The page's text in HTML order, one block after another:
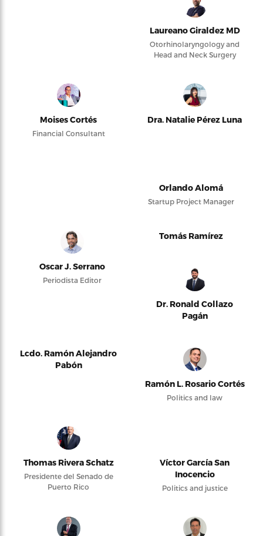
Laureano Giraldez MD
Otorhinolaryngology and
Head and Neck Surgery
Moises Cortés
Financial Consultant
Dra. Natalie Pérez Luna
Orlando Alomá
Startup Project Manager
Oscar J. Serrano
Periodista Editor
Tomás Ramírez
Dr. Ronald Collazo
Pagán
Lcdo. Ramón Alejandro
Pabón
Ramón L. Rosario Cortés
Politics and law
Thomas Rivera Schatz
Presidente del Senado de
Puerto Rico
Víctor García San
Inocencio
Politics and justice